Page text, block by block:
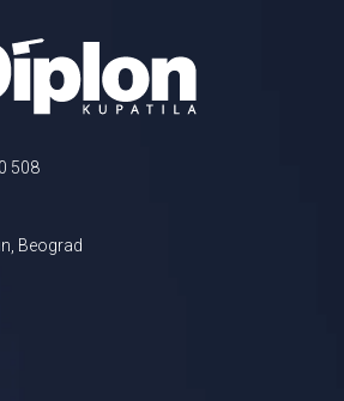
508
Beograd